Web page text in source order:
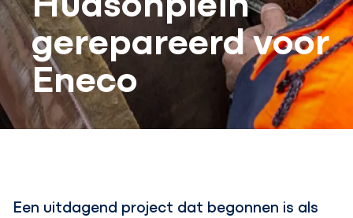
gerepareerd voor
Eneco
Een uitdagend project dat begonnen is als